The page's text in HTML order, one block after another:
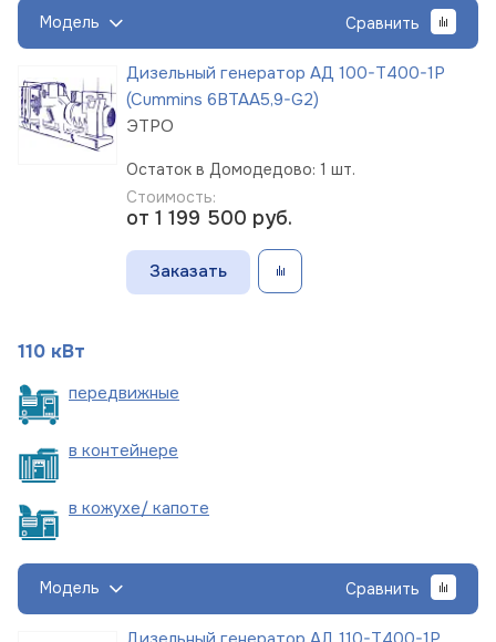
Модель Сравнить
Дизельный генератор АД 100-Т400-1Р
(Cummins 6BTAA5,9-G2)
ЭТРО
Остаток в Домодедово: 1 шт.
Стоимость:
от 1 199 500 руб.
Заказать
110 кВт
передвижные
в контейнере
в кожухе/ капоте
Модель Сравнить